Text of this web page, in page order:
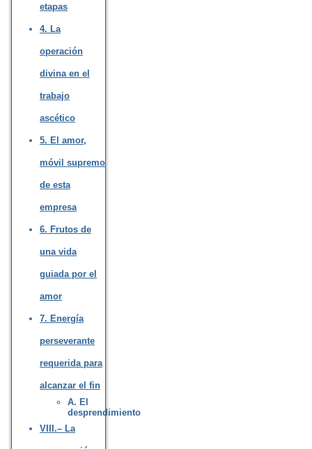
etapas
4. La
operación
divina en el
trabajo
ascético
5. El amor,
móvil supremo
de esta
empresa
6. Frutos de
una vida
guiada por el
amor
7. Energía
perseverante
requerida para
alcanzar el fin
A. El
desprendimiento
VIII.– La